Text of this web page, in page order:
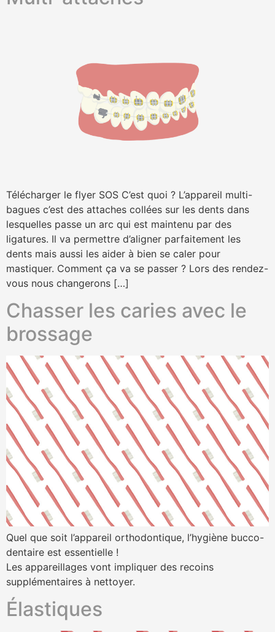
Télécharger le flyer SOS C’est quoi ? L’appareil multi-
bagues c’est des attaches collées sur les dents dans
lesquelles passe un arc qui est maintenu par des
ligatures. Il va permettre d’aligner parfaitement les
dents mais aussi les aider à bien se caler pour
mastiquer. Comment ça va se passer ? Lors des rendez-
vous nous changerons […]
Chasser les caries avec le
brossage
Quel que soit l’appareil orthodontique, l’hygiène bucco-
dentaire est essentielle !
Les appareillages vont impliquer des recoins
supplémentaires à nettoyer.
Élastiques